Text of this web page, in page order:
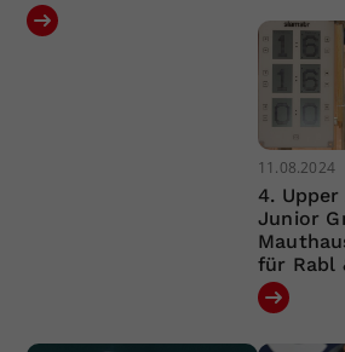
11.08.2024
4.
Junior
für Rabl